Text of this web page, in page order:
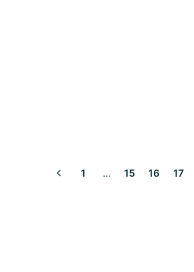
1 …
2
3
4
5
6
7
8
9
10
11
12
13
14
15 16 17